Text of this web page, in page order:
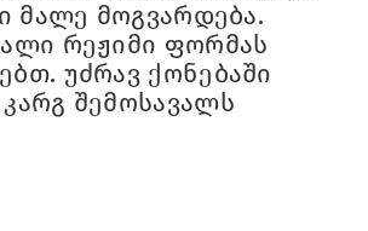
მალე მოგვარდება.
რეჟიმი ფორმას
უძრავ ქონებაში
შემოსავალს